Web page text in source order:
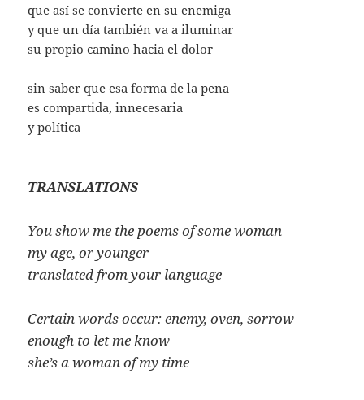
que así se convierte en su enemiga
y que un día también va a iluminar
su propio camino hacia el dolor
sin saber que esa forma de la pena
es compartida, innecesaria
y política
TRANSLATIONS
You show me the poems of some woman
my age, or younger
translated from your language
Certain words occur: enemy, oven, sorrow
enough to let me know
she’s a woman of my time